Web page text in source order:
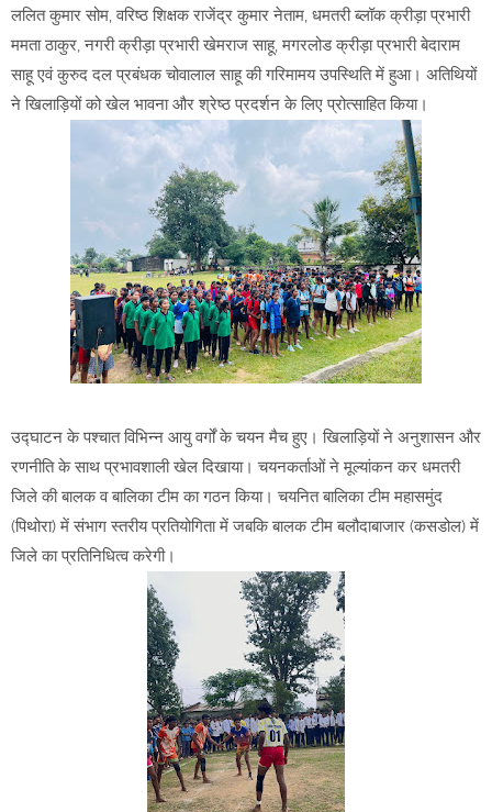
ललित कुमार सोम, वरिष्ठ शिक्षक राजेंद्र कुमार नेताम, धमतरी ब्लॉक क्रीड़ा प्रभारी
ममता ठाकुर, नगरी क्रीड़ा प्रभारी खेमराज साहू, मगरलोड क्रीड़ा प्रभारी बेदाराम
साहू एवं कुरुद दल प्रबंधक चोवालाल साहू की गरिमामय उपस्थिति में हुआ। अतिथियों
ने खिलाड़ियों को खेल भावना और श्रेष्ठ प्रदर्शन के लिए प्रोत्साहित किया।
उद्घाटन के पश्चात विभिन्न आयु वर्गों के चयन मैच हुए। खिलाड़ियों ने अनुशासन और
रणनीति के साथ प्रभावशाली खेल दिखाया। चयनकर्ताओं ने मूल्यांकन कर धमतरी
जिले की बालक व बालिका टीम का गठन किया। चयनित बालिका टीम महासमुंद
(पिथोरा) में संभाग स्तरीय प्रतियोगिता में जबकि बालक टीम बलौदाबाजार (कसडोल) में
जिले का प्रतिनिधित्व करेगी।